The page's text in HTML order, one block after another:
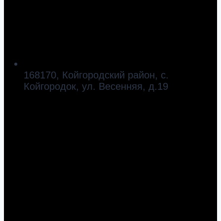
168170, Койгородский район, с.
Койгородок, ул. Весенняя, д.19